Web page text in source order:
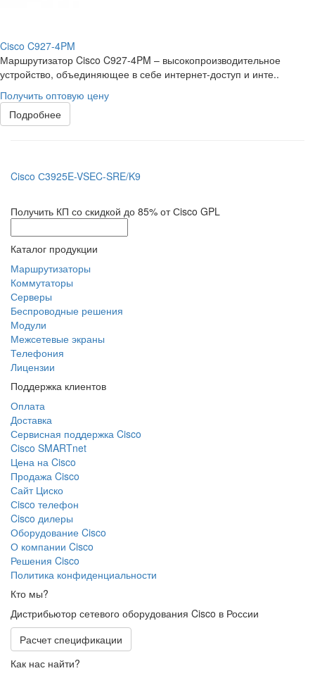
Cisco C927-4PM
Маршрутизатор Cisco C927-4PM – высокопроизводительное
устройство, объединяющее в себе интернет-доступ и инте..
Получить оптовую цену
Подробнее
Cisco С3925E-VSEC-SRE/K9
Получить КП со скидкой до 85% от Сisco GPL
Каталог продукции
Маршрутизаторы
Коммутаторы
Серверы
Беспроводные решения
Модули
Межсетевые экраны
Телефония
Лицензии
Поддержка клиентов
Оплата
Доставка
Сервисная поддержка Cisco
Cisco SMARTnet
Цена на Cisco
Продажа Cisco
Сайт Циско
Сisco телефон
Cisco дилеры
Оборудование Cisco
О компании Cisco
Решения Cisco
Политика конфиденциальности
Кто мы?
Дистрибьютор сетевого оборудования Cisco в России
Расчет спецификации
Как нас найти?